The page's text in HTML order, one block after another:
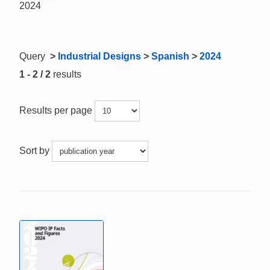
2024
Query > Industrial Designs > Spanish > 2024
1 - 2 / 2 results
Results per page
Sort by